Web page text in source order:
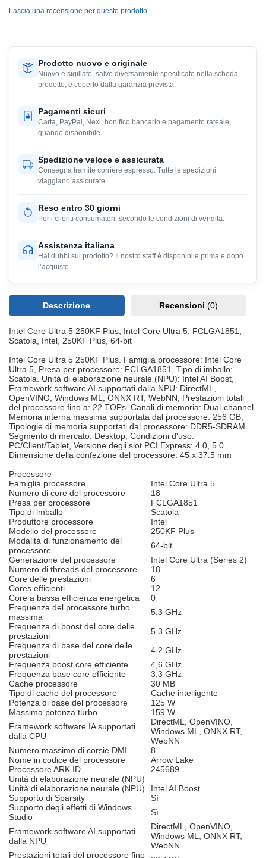
Lascia una recensione per questo prodotto
Prodotto nuovo e originale
Nuovo e sigillato, salvo diversamente specificato nella scheda
prodotto, e coperto dalla garanzia prevista.
Pagamenti sicuri
Carta, PayPal, Nexi, bonifico bancario e pagamento rateale,
quando disponibile.
Spedizione veloce e assicurata
Consegna tramite corriere espresso. Tutte le spedizioni
viaggiano assicurate.
Reso entro 30 giorni
Per i clienti consumatori, secondo le condizioni di vendita.
Assistenza italiana
Hai dubbi sul prodotto? Il nostro staff è disponibile prima e dopo
l’acquisto.
Descrizione Recensioni (0)
Intel Core Ultra 5 250KF Plus, Intel Core Ultra 5, FCLGA1851,
Scatola, Intel, 250KF Plus, 64-bit
Intel Core Ultra 5 250KF Plus. Famiglia processore: Intel Core
Ultra 5, Presa per processore: FCLGA1851, Tipo di imballo:
Scatola. Unità di elaborazione neurale (NPU): Intel AI Boost,
Framework software AI supportati dalla NPU: DirectML,
OpenVINO, Windows ML, ONNX RT, WebNN, Prestazioni totali
del processore fino a: 22 TOPs. Canali di memoria: Dual-channel,
Memoria interna massima supportata dal processore: 256 GB,
Tipologie di memoria supportati dal processore: DDR5-SDRAM.
Segmento di mercato: Desktop, Condizioni d'uso:
PC/Client/Tablet, Versione degli slot PCI Express: 4.0, 5.0.
Dimensione della confezione del processore: 45 x 37.5 mm
Processore
Famiglia processore
Intel Core Ultra 5
Numero di core del processore
18
Presa per processore
FCLGA1851
Tipo di imballo
Scatola
Produttore processore
Intel
Modello del processore
250KF Plus
Modalità di funzionamento del
processore
64-bit
Generazione del processore
Intel Core Ultra (Series 2)
Numero di threads del processore
18
Core delle prestazioni
6
Cores efficienti
12
Core a bassa efficienza energetica
0
Frequenza del processore turbo
massima
5,3 GHz
Frequenza di boost del core delle
prestazioni
5,3 GHz
Frequenza di base del core delle
prestazioni
4,2 GHz
Frequenza boost core efficiente
4,6 GHz
Frequenza base core efficiente
3,3 GHz
Cache processore
30 MB
Tipo di cache del processore
Cache intelligente
Potenza di base del processore
125 W
Massima potenza turbo
159 W
Framework software IA supportati
dalla CPU
DirectML, OpenVINO,
Windows ML, ONNX RT,
WebNN
Numero massimo di corsie DMI
8
Nome in codice del processore
Arrow Lake
Processore ARK ID
245689
Unità di elaborazione neurale (NPU)
Unità di elaborazione neurale (NPU)
Intel AI Boost
Supporto di Sparsity
Sì
Supporto degli effetti di Windows
Studio
Sì
Framework software AI supportati
dalla NPU
DirectML, OpenVINO,
Windows ML, ONNX RT,
WebNN
Prestazioni totali del processore fino